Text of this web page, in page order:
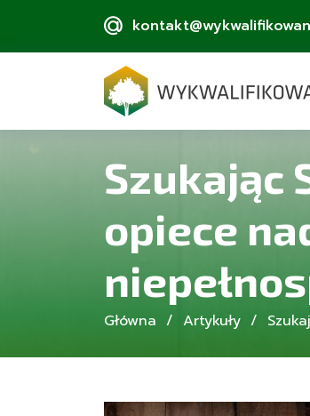
Szukając
opiece
Główna Artykuły